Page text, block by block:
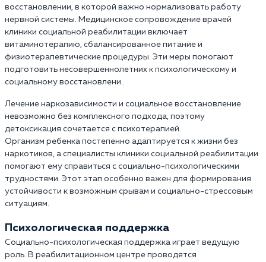
восстановлении, в которой важно нормализовать работу
нервной системы. Медицинское сопровождение врачей
клиники социальной реабилитации включает
витаминотерапию, сбалансированное питание и
физиотерапевтические процедуры. Эти меры помогают
подготовить несовершеннолетних к психологическому и
социальному восстановлени..
Лечение наркозависимости и социальное восстановление
невозможно без комплексного подхода, поэтому
детоксикация сочетается с психотерапией.
Организм ребенка постепенно адаптируется к жизни без
наркотиков, а специалисты клиники социальной реабилитации
помогают ему справиться с социально-психологическими
трудностями. Этот этап особенно важен для формирования
устойчивости к возможным срывам и социально-стрессовым
ситуациям.
Психологическая поддержка
Социально-психологическая поддержка играет ведущую
роль. В реабилитационном центре проводятся